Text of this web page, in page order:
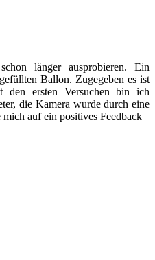
länger ausprobieren. Ein
Ballon. Zugegeben es ist
ersten Versuchen bin ich
die Kamera wurde durch eine
auf ein positives Feedback